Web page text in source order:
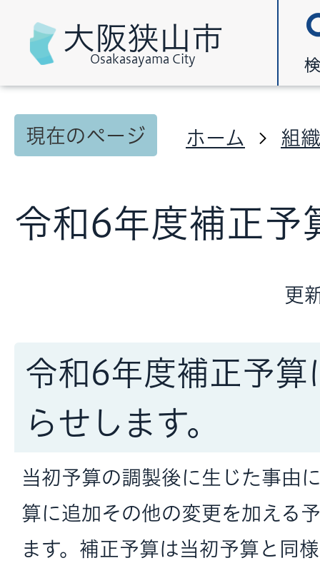
大阪狭山市
Osakasayama City
現在のページ ホーム 組
令和6年度補正予
更
令和6年度補正予算
らせします。
当初予算の調製後に生じた事由
算に追加その他の変更を加える
ます。補正予算は当初予算と同